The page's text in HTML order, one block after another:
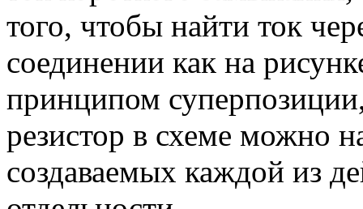
того, чтобы найти ток
соединении как на
принципом
резистор в схеме можно
создаваемых каждой из